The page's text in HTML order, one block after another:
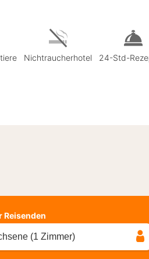
Nichtraucherhotel 24-Std-
Reisenden
(1 Zimmer)